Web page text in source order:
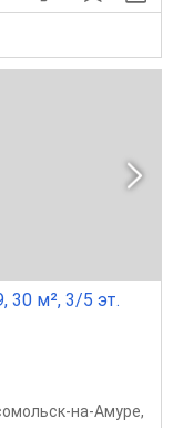
30 м², 3/5 эт.
на-Амуре,